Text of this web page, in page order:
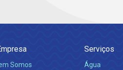
Somos
Serviços
Água